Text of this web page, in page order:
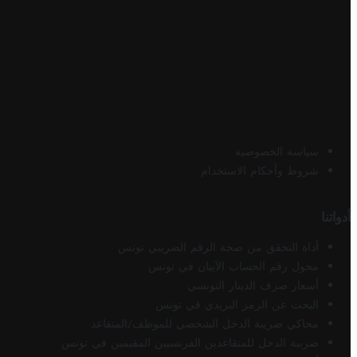
سياسة الخصوصية
شروط وأحكام الاستخدام
أدواتنا
أداة التحقق من صحة الرقم الضريبي تونس
محول رقم الحساب الآيبان في تونس
أسعار صرف الدينار التونسي
البحث عن الرمز البريدي في تونس
محاكي ضريبة الدخل الشخصي للموظف/المتقاعد
ضريبة الدخل للمتقاعدين الفرنسيين المقيمين في تونس